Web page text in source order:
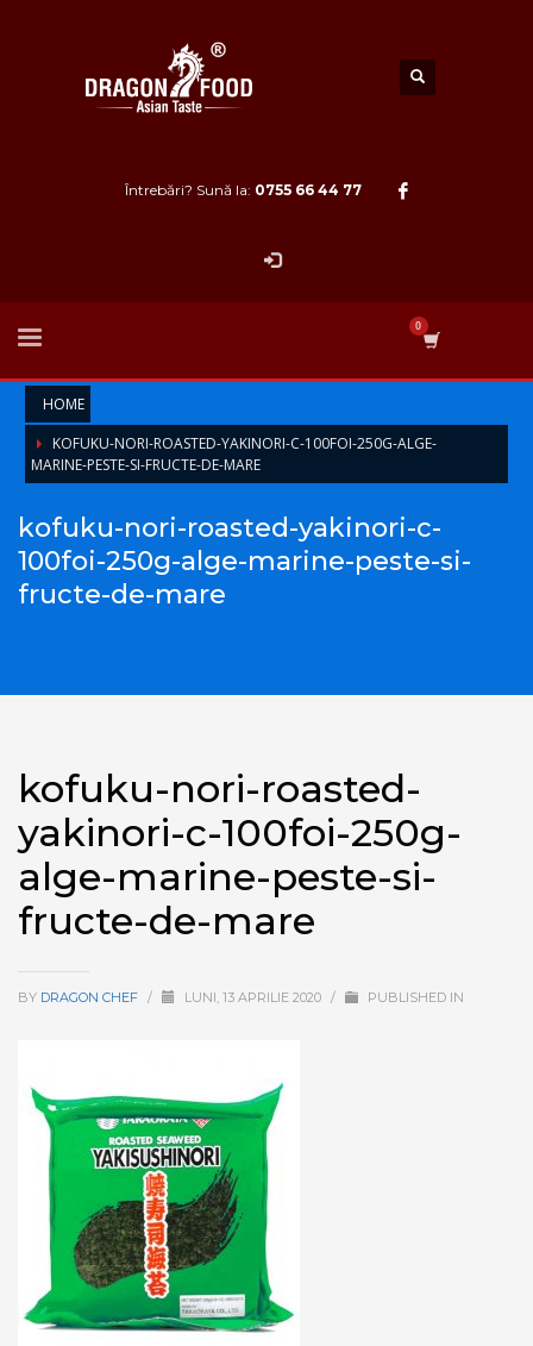
Întrebări? Sună la: 0755 66 44 77
HOME
KOFUKU-NORI-ROASTED-YAKINORI-C-100FOI-250G-ALGE-
MARINE-PESTE-SI-FRUCTE-DE-MARE
kofuku-nori-roasted-yakinori-c-
100foi-250g-alge-marine-peste-si-
fructe-de-mare
kofuku-nori-roasted-
yakinori-c-100foi-250g-
alge-marine-peste-si-
fructe-de-mare
BY DRAGON CHEF / LUNI, 13 APRILIE 2020 / PUBLISHED IN